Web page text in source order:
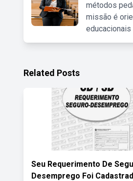
métodos
missão é
Related Posts
Seu Requerimento De
Desemprego Foi